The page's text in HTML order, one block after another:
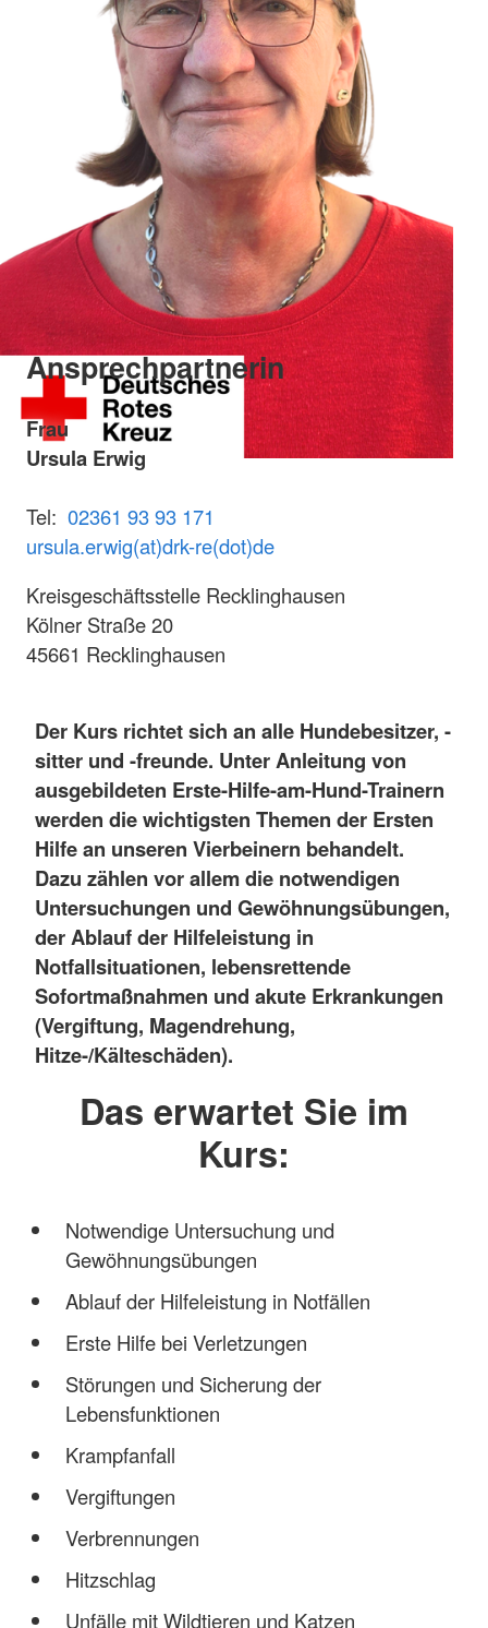
Ansprechpartnerin
Frau
Ursula Erwig
Tel: 02361 93 93 171
ursula.erwig(at)drk-re(dot)de
Kreisgeschäftsstelle Recklinghausen
Kölner Straße 20
45661 Recklinghausen
Der Kurs richtet sich an alle Hundebesitzer, -
sitter und -freunde. Unter Anleitung von
ausgebildeten Erste-Hilfe-am-Hund-Trainern
werden die wichtigsten Themen der Ersten
Hilfe an unseren Vierbeinern behandelt.
Dazu zählen vor allem die notwendigen
Untersuchungen und Gewöhnungsübungen,
der Ablauf der Hilfeleistung in
Notfallsituationen, lebensrettende
Sofortmaßnahmen und akute Erkrankungen
(Vergiftung, Magendrehung,
Hitze-/Kälteschäden).
Das erwartet Sie im
Kurs:
Notwendige Untersuchung und
Gewöhnungsübungen
Ablauf der Hilfeleistung in Notfällen
Erste Hilfe bei Verletzungen
Störungen und Sicherung der
Lebensfunktionen
Krampfanfall
Vergiftungen
Verbrennungen
Hitzschlag
Unfälle mit Wildtieren und Katzen